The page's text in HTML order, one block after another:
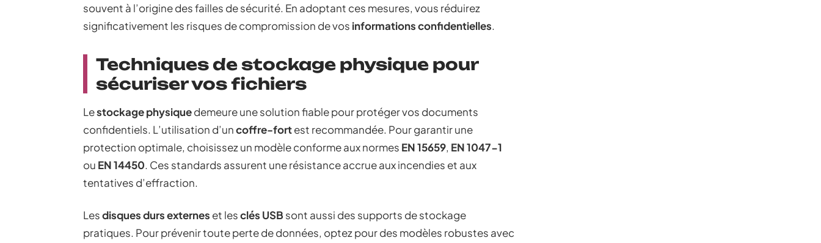
souvent à l’origine des failles de sécurité. En adoptant ces mesures, vous réduirez
significativement les risques de compromission de vos informations confidentielles.
Techniques de stockage physique pour
sécuriser vos fichiers
Lestockage physiquedemeure une solution fiable pour protéger vos documents
confidentiels. L’utilisation d’uncoffre-fortest recommandée. Pour garantir une
protection optimale, choisissez un modèle conforme aux normes EN 15659, EN 1047-1
ou EN 14450. Ces standards assurent une résistance accrue aux incendies et aux
tentatives d’effraction.
Lesdisques durs externes et lesclés USB sont aussi des supports de stockage
pratiques. Pour prévenir toute perte de données, optez pour des modèles robustes avec